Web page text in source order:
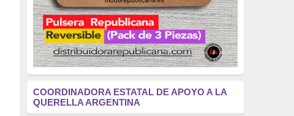
Guerra
(1674)
genocidio
(1234)
mujer
(1070)
Eventos
(914)
COORDINADORA ESTATAL DE APOYO A LA
QUERELLA ARGENTINA